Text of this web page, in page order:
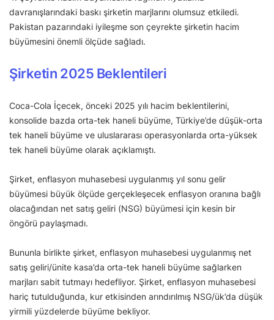
davranışlarındaki baskı şirketin marjlarını olumsuz etkiledi.
Pakistan pazarındaki iyileşme son çeyrekte şirketin hacim
büyümesini önemli ölçüde sağladı.
Şirketin 2025 Beklentileri
Coca-Cola İçecek, önceki 2025 yılı hacim beklentilerini,
konsolide bazda orta-tek haneli büyüme, Türkiye’de düşük-orta
tek haneli büyüme ve uluslararası operasyonlarda orta-yüksek
tek haneli büyüme olarak açıklamıştı.
Şirket, enflasyon muhasebesi uygulanmış yıl sonu gelir
büyümesi büyük ölçüde gerçekleşecek enflasyon oranına bağlı
olacağından net satış geliri (NSG) büyümesi için kesin bir
öngörü paylaşmadı.
Bununla birlikte şirket, enflasyon muhasebesi uygulanmış net
satış geliri/ünite kasa’da orta-tek haneli büyüme sağlarken
marjları sabit tutmayı hedefliyor. Şirket, enflasyon muhasebesi
hariç tutulduğunda, kur etkisinden arındırılmış NSG/ük’da düşük
yirmili yüzdelerde büyüme bekliyor.